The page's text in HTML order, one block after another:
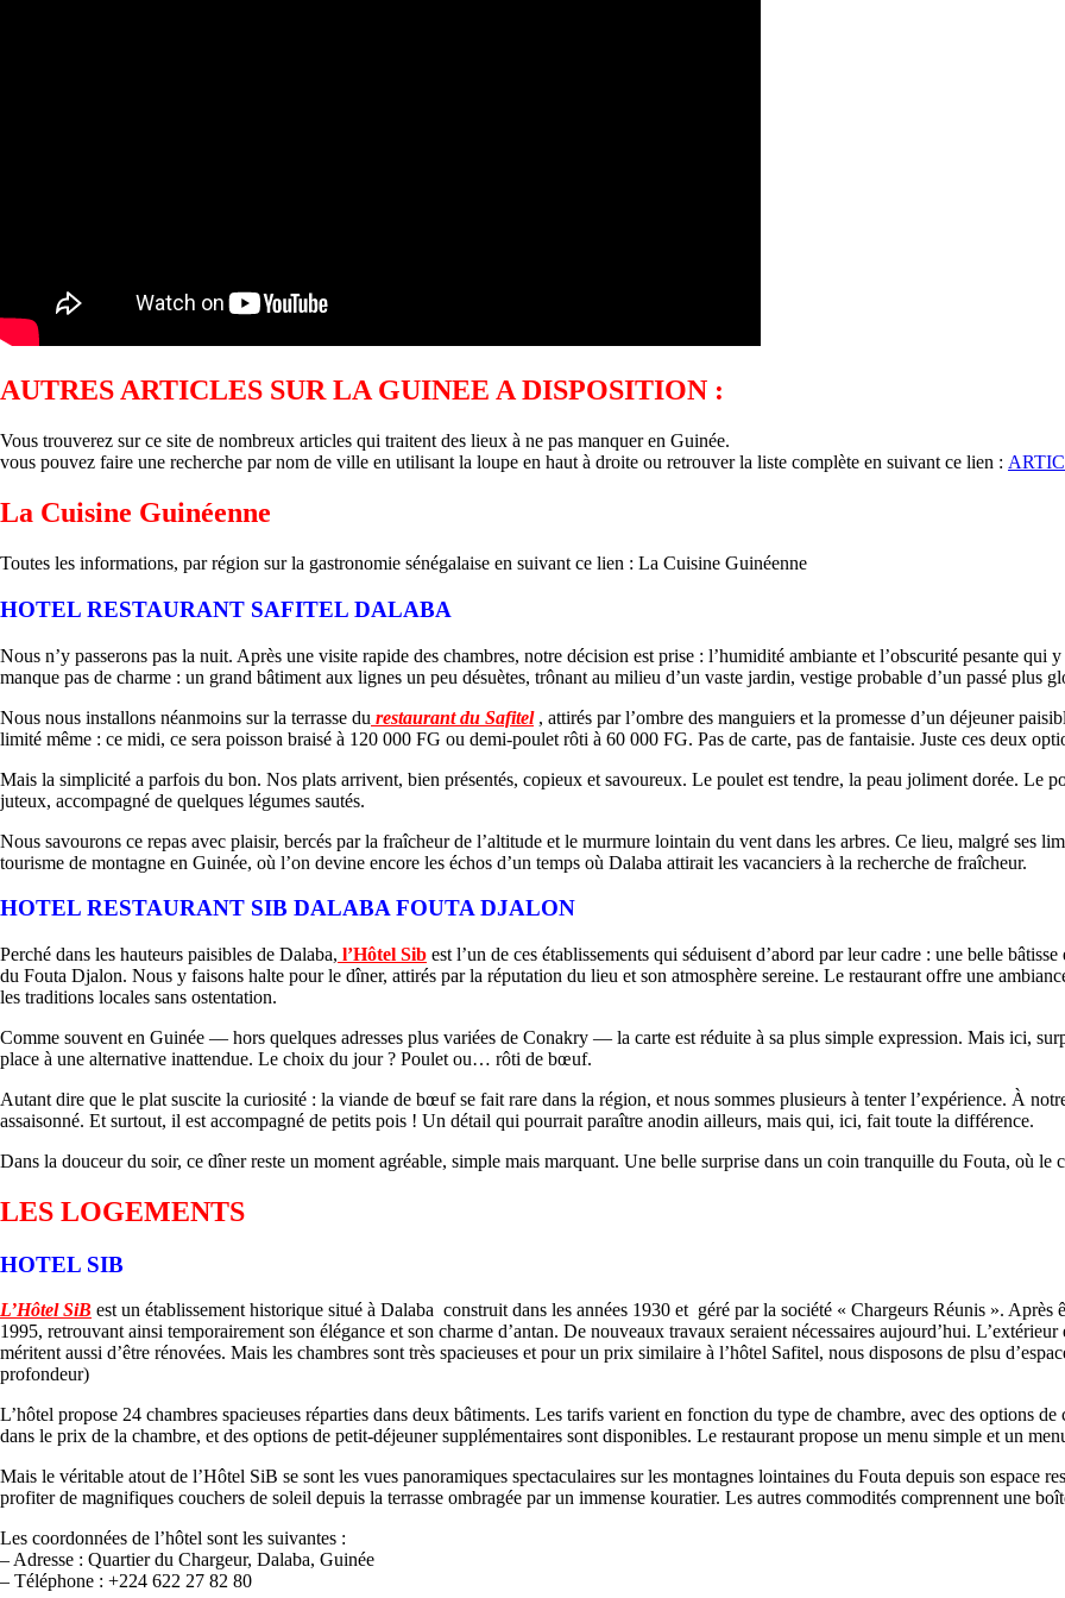
AUTRES ARTICLES SUR LA GUINEE A DISPOSITION :
Vous trouverez sur ce site de nombreux articles qui traitent des lieux à ne pas manquer en Guinée.
vous pouvez faire une recherche par nom de ville en utilisant la loupe en haut à droite ou retrouver la liste complète en suivant ce lien :
La Cuisine Guinéenne
Toutes les informations, par région sur la gastronomie sénégalaise en suivant ce lien : La Cuisine Guinéenne
HOTEL RESTAURANT SAFITEL DALABA
Nous n’y passerons pas la nuit. Après une visite rapide des chambres, notre décision est prise : l’humidité ambiante et l’obscurité pesante
manque pas de charme : un grand bâtiment aux lignes un peu désuètes, trônant au milieu d’un vaste jardin, vestige probable d’un passé plus
Nous nous installons néanmoins sur la terrasse du restaurant du Safitel, attirés par l’ombre des manguiers et la promesse d’un déjeuner
limité même : ce midi, ce sera poisson braisé à 120 000 FG ou demi-poulet rôti à 60 000 FG. Pas de carte, pas de fantaisie. Juste ces deux
Mais la simplicité a parfois du bon. Nos plats arrivent, bien présentés, copieux et savoureux. Le poulet est tendre, la peau joliment dorée. Le
juteux, accompagné de quelques légumes sautés.
Nous savourons ce repas avec plaisir, bercés par la fraîcheur de l’altitude et le murmure lointain du vent dans les arbres. Ce lieu, malgré ses
tourisme de montagne en Guinée, où l’on devine encore les échos d’un temps où Dalaba attirait les vacanciers à la recherche de fraîcheur.
HOTEL RESTAURANT SIB DALABA FOUTA DJALON
Perché dans les hauteurs paisibles de Dalaba, l’Hôtel Sib est l’un de ces établissements qui séduisent d’abord par leur cadre : une belle
du Fouta Djalon. Nous y faisons halte pour le dîner, attirés par la réputation du lieu et son atmosphère sereine. Le restaurant offre une
les traditions locales sans ostentation.
Comme souvent en Guinée — hors quelques adresses plus variées de Conakry — la carte est réduite à sa plus simple expression. Mais ici,
place à une alternative inattendue. Le choix du jour ? Poulet ou… rôti de bœuf.
Autant dire que le plat suscite la curiosité : la viande de bœuf se fait rare dans la région, et nous sommes plusieurs à tenter l’expérience. À
assaisonné. Et surtout, il est accompagné de petits pois ! Un détail qui pourrait paraître anodin ailleurs, mais qui, ici, fait toute la différence.
Dans la douceur du soir, ce dîner reste un moment agréable, simple mais marquant. Une belle surprise dans un coin tranquille du Fouta, où le
LES LOGEMENTS
HOTEL SIB
L’Hôtel SiB est un établissement historique situé à Dalaba construit dans les années 1930 et géré par la société « Chargeurs Réunis ». Après
1995, retrouvant ainsi temporairement son élégance et son charme d’antan. De nouveaux travaux seraient nécessaires aujourd’hui.
méritent aussi d’être rénovées. Mais les chambres sont très spacieuses et pour un prix similaire à l’hôtel Safitel, nous disposons de plsu
profondeur)
L’hôtel propose 24 chambres spacieuses réparties dans deux bâtiments. Les tarifs varient en fonction du type de chambre, avec des options
dans le prix de la chambre, et des options de petit-déjeuner supplémentaires sont disponibles. Le restaurant propose un menu simple et un
Mais le véritable atout de l’Hôtel SiB se sont les vues panoramiques spectaculaires sur les montagnes lointaines du Fouta depuis son espace
profiter de magnifiques couchers de soleil depuis la terrasse ombragée par un immense kouratier. Les autres commodités comprennent une
Les coordonnées de l’hôtel sont les suivantes :
– Adresse : Quartier du Chargeur, Dalaba, Guinée
– Téléphone : +224 622 27 82 80